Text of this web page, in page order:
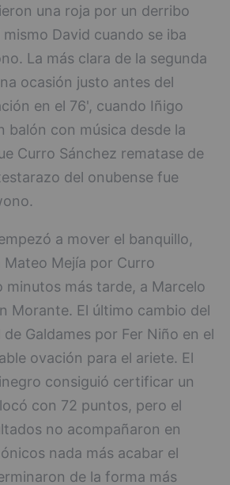
una roja por un derribo
David cuando se iba
La más clara de la segunda
ocasión justo antes del
en el 76', cuando Iñigo
balón con música desde la
Curro Sánchez rematase de
del onubense fue
a mover el banquillo,
Mejía por Curro
minutos más tarde, a Marcelo
Morante. El último cambio del
de Galdames por Fer Niño en el
ovación para el ariete. El
consiguió certificar un
con 72 puntos, pero el
no acompañaron en
nada más acabar el
de la forma más